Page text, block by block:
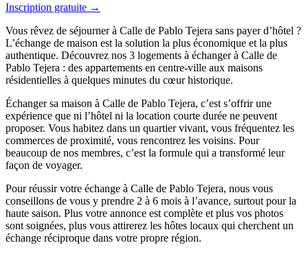
Inscription gratuite →
Vous rêvez de séjourner à Calle de Pablo Tejera sans payer d’hôtel ?
L’échange de maison est la solution la plus économique et la plus
authentique. Découvrez nos 3 logements à échanger à Calle de
Pablo Tejera : des appartements en centre-ville aux maisons
résidentielles à quelques minutes du cœur historique.
Échanger sa maison à Calle de Pablo Tejera, c’est s’offrir une
expérience que ni l’hôtel ni la location courte durée ne peuvent
proposer. Vous habitez dans un quartier vivant, vous fréquentez les
commerces de proximité, vous rencontrez les voisins. Pour
beaucoup de nos membres, c’est la formule qui a transformé leur
façon de voyager.
Pour réussir votre échange à Calle de Pablo Tejera, nous vous
conseillons de vous y prendre 2 à 6 mois à l’avance, surtout pour la
haute saison. Plus votre annonce est complète et plus vos photos
sont soignées, plus vous attirerez les hôtes locaux qui cherchent un
échange réciproque dans votre propre région.